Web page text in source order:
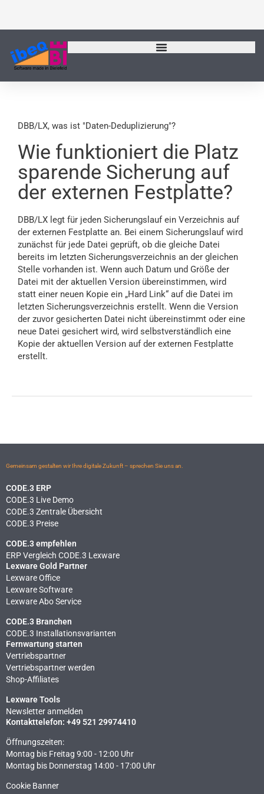
springen
DBB/LX, was ist "Daten-Deduplizierung"?
Wie funktioniert die Platz
sparende Sicherung auf
der externen Festplatte?
DBB/LX legt für jeden Sicherungslauf ein Verzeichnis auf
der externen Festplatte an. Bei einem Sicherungslauf wird
zunächst für jede Datei geprüft, ob die gleiche Datei
bereits im letzten Sicherungsverzeichnis an der gleichen
Stelle vorhanden ist. Wenn auch Datum und Größe der
Datei mit der aktuellen Version übereinstimmen, wird
statt einer neuen Kopie ein „Hard Link“ auf die Datei im
letzten Sicherungsverzeichnis erstellt. Wenn die Version
der zuvor gesicherten Datei nicht übereinstimmt oder eine
neue Datei gesichert wird, wird selbstverständlich eine
Kopie der aktuellen Version auf der externen Festplatte
erstellt.
Gemeinsam gestalten wir Ihre digitale Zukunft – sprechen Sie uns an.
CODE.3 ERP
CODE.3 Live Demo
CODE.3 Zentrale Übersicht
CODE.3 Preise
CODE.3 empfehlen
ERP Vergleich CODE.3 Lexware
Lexware Gold Partner
Lexware Office
Lexware Software
Lexware Abo Service
CODE.3 Branchen
CODE.3 Installationsvarianten
Fernwartung starten
Vertriebspartner
Vertriebspartner werden
Shop-Affiliates
Lexware Tools
Newsletter anmelden
Kontakttelefon: +49 521 29974410
Öffnungszeiten:
Montag bis Freitag 9:00 - 12:00 Uhr
Montag bis Donnerstag 14:00 - 17:00 Uhr
Cookie Banner